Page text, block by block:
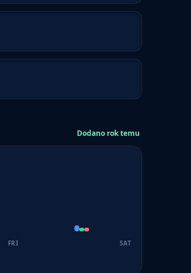
Dodano rok temu
FRI SAT